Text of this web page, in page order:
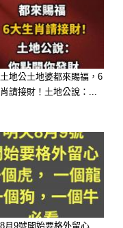
己也一把年
擔，他們都
地公土地婆都來賜福，6
請接財！土地公說：...
月9號開始要格外留心